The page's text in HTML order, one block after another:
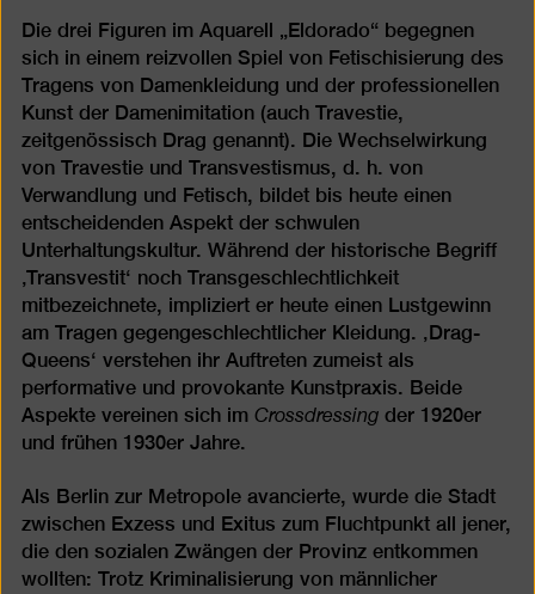
Die drei Figuren im Aquarell „Eldorado“ begegnen
sich in einem reizvollen Spiel von Fetischisierung des
Tragens von Damenkleidung und der professionellen
Kunst der Damenimitation (auch Travestie,
zeitgenössisch Drag genannt). Die Wechselwirkung
von Travestie und Transvestismus, d. h. von
Verwandlung und Fetisch, bildet bis heute einen
entscheidenden Aspekt der schwulen
Unterhaltungskultur. Während der historische Begriff
‚Transvestit‘ noch Transgeschlechtlichkeit
mitbezeichnete, impliziert er heute einen Lustgewinn
am Tragen gegengeschlechtlicher Kleidung. ‚Drag-
Queens‘ verstehen ihr Auftreten zumeist als
performative und provokante Kunstpraxis. Beide
Aspekte vereinen sich im Crossdressing der 1920er
und frühen 1930er Jahre.
Als Berlin zur Metropole avancierte, wurde die Stadt
zwischen Exzess und Exitus zum Fluchtpunkt all jener,
die den sozialen Zwängen der Provinz entkommen
wollten: Trotz Kriminalisierung von männlicher